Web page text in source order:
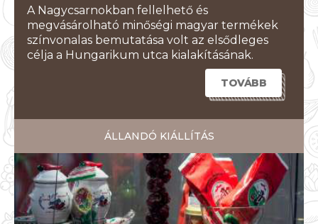
A Nagycsarnokban fellelhető és
megvásárolható minőségi magyar termékek
színvonalas bemutatása volt az elsődleges
célja a Hungarikum utca kialakításának.
TOVÁBB
ÁLLANDÓ KIÁLLÍTÁS